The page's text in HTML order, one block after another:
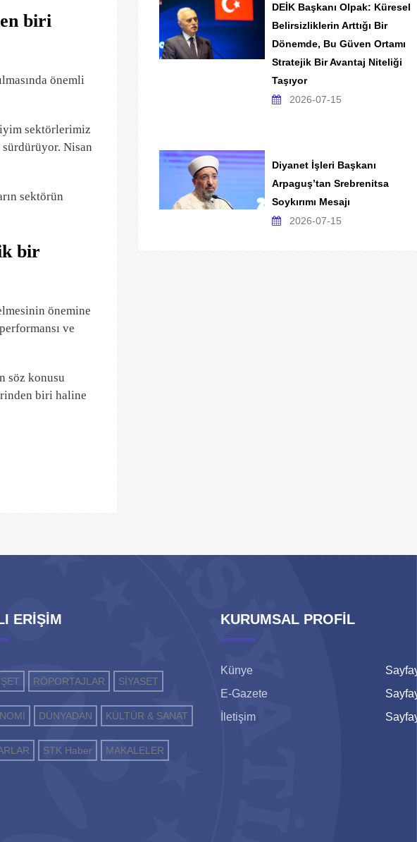
biri
önemli
sektörlerimiz
Nisan
sektörün
bir
önemine
ve
söz konusu
biri haline
DEİK Başkanı Olpak: Küresel
Belirsizliklerin Arttığı Bir
Dönemde, Bu Güven Ortamı
Stratejik Bir Avantaj Niteliği
Taşıyor
2026-07-15
Diyanet İşleri Başkanı
Arpaguş’tan Srebrenitsa
Soykırımı Mesajı
2026-07-15
ERİŞİM
RÖPORTAJLAR SİYASET
DÜNYADAN KÜLTÜR & SANAT
STK Haber MAKALELER
KURUMSAL PROFİL
Künye
E-Gazete
İletişim